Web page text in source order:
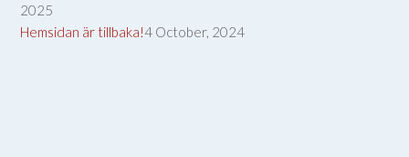
2025
Hemsidan är tillbaka!4 October, 2024